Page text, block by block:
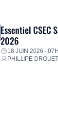
Essentiel CSEC
2026
18 JUIN 2026 -
PHILLIPE DROUET